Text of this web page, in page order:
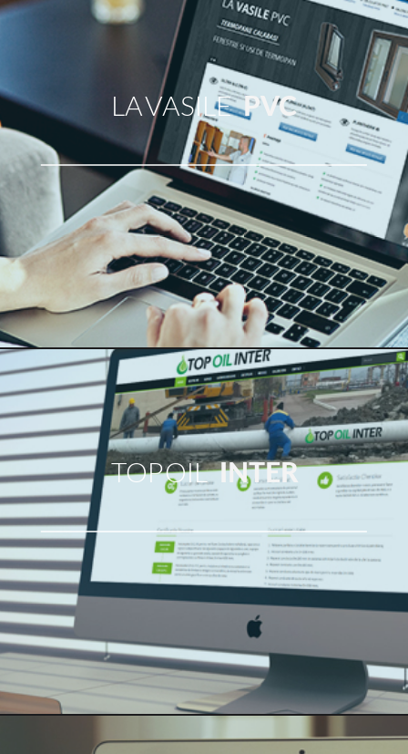
LA VASILE PVC
TOP OIL INTER